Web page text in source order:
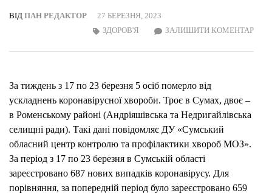
ВІД ПАН РЕДАКТОР
27 БЕРЕЗНЯ, 2023
ЗАЛИШИТИ КОМЕНТАРON
ЗДОРОВ'Я
За тиждень з 17 по 23 березня 5 осіб померло від
ускладнень коронавірусної хвороби. Троє в Сумах, двоє –
в Роменському районі (Андріяшівська та Недригайлівська
селищні ради). Такі дані повідомляє ДУ «Сумський
обласний центр контролю та профілактики хвороб МОЗ».
За період з 17 по 23 березня в Сумській області
зареєстровано 687 нових випадків коронавірусу. Для
порівняння, за попередній період було зареєстровано 659